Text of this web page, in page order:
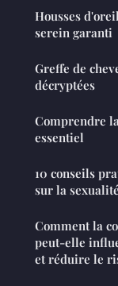
Housses
serein garanti
Greffe de
décryptées
Comprendre
essentiel
10 conseils
sur la sexualité
Comment la
peut-elle
et réduire le